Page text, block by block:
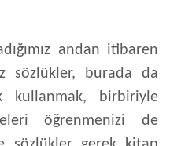
andan itibaren
sözlükler, burada da
kullanmak, birbiriyle
öğrenmenizi de